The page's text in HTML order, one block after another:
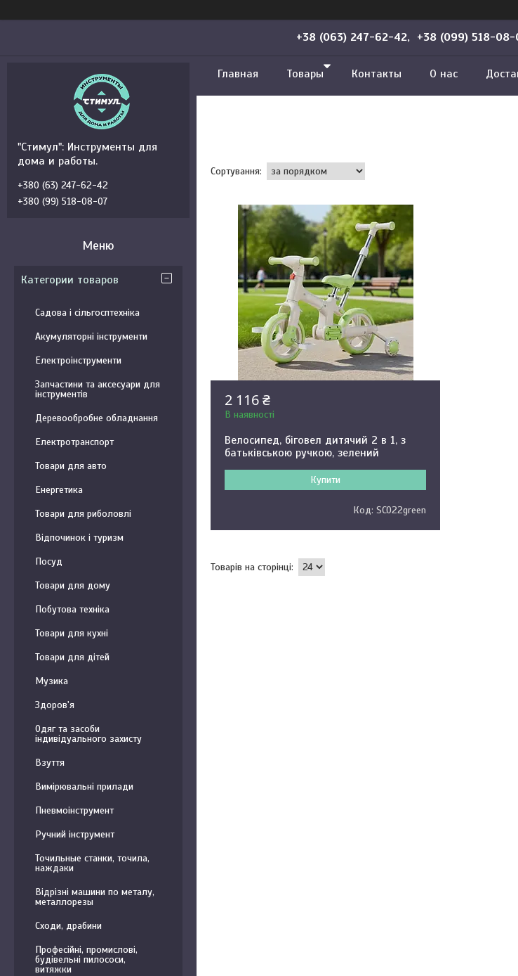
+38 (063) 247-62-42, +38 (099) 518-08-
Главная Товары Контакты О нас
2 116 ₴
В наявності
Велосипед, біговел дитячий 2 в 1, з
батьківською ручкою, зелений
Купити
SCO22green
"Стимул": Инструменты для
дома и работы.
+380 (63) 247-62-42
+380 (99) 518-08-07
Категории товаров
Садова і сільгосптехніка
Акумуляторні інструменти
Електроінструменти
Запчастини та аксесуари для
інструментів
Деревообробне обладнання
Електротранспорт
Товари для авто
Енергетика
Товари для риболовлі
Відпочинок і туризм
Посуд
Товари для дому
Побутова техніка
Товари для кухні
Товари для дітей
Музика
Здоров'я
Одяг та засоби
індивідуального захисту
Взуття
Вимірювальні прилади
Пневмоінструмент
Ручний інструмент
Точильные станки, точила,
наждаки
Відрізні машини по металу,
металлорезы
Сходи, драбини
Професійні, промислові,
будівельні пилососи,
витяжки